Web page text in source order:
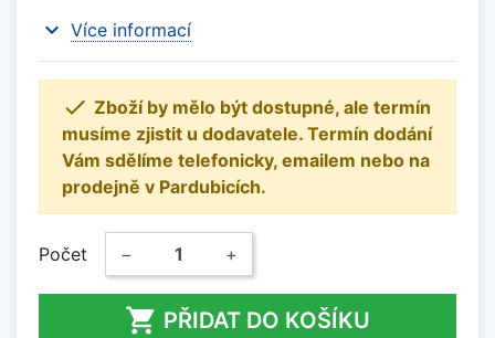
expand_more Více informací
 Zboží by mělo být dostupné, ale termín
musíme zjistit u dodavatele. Termín dodání
Vám sdělíme telefonicky, emailem nebo na
prodejně v Pardubicích.
Počet − +
 PŘIDAT DO KOŠÍKU